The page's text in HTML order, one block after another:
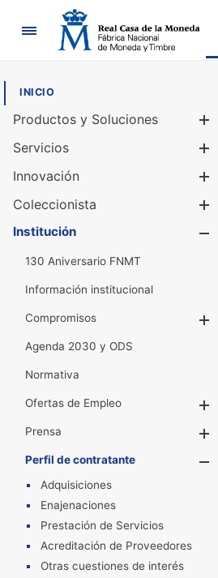
Navegación
INICIO
Productos y Soluciones
Servicios
Innovación
Coleccionista
Institución
130 Aniversario FNMT
Información institucional
Compromisos
Agenda 2030 y ODS
Normativa
Ofertas de Empleo
Prensa
Perfil de contratante
Adquisiciones
Enajenaciones
Prestación de Servicios
Acreditación de Proveedores
Otras cuestiones de interés